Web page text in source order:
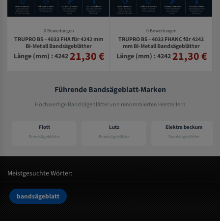
0 Bewertungen
TRUPRO BS - 4033 FHA für 4242 mm
Bi-Metall Bandsägeblätter
Länge (mm) : 4242 21,30 €
0 Bewertungen
TRUPRO BS - 4033 FHANC für 4242
mm Bi-Metall Bandsägeblätter
Länge (mm) : 4242 21,30 €
Führende Bandsägeblatt-Marken
Hochwertige Bandsägeblätter von renommierten Herstellern
Flott
Bandsägeblätter
Lutz
Bandsägeblätter
Elektra beckum
Bandsägeblätter
Meistgesuchte Wörter:
bandsägeblatt